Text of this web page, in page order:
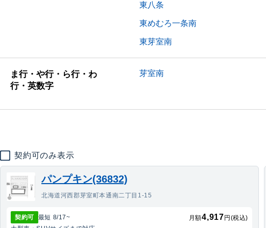
東八条
東めむろ一条南
東芽室南
ま行・や行・ら行・わ
行・英数字
芽室南
契約可のみ表示
パンプキン(36832)
北海道河西郡芽室町本通南二丁目1-15
契約可 最短 8/17~ 月額4,917 円(税込)